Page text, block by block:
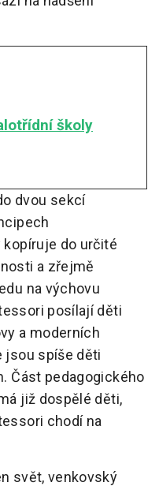
školy
dvou sekcí
do určité
a zřejmě
na výchovu
posílají děti
a moderních
jsou spíše děti
Část pedagogického
již dospělé děti,
chodí na
svět, venkovský